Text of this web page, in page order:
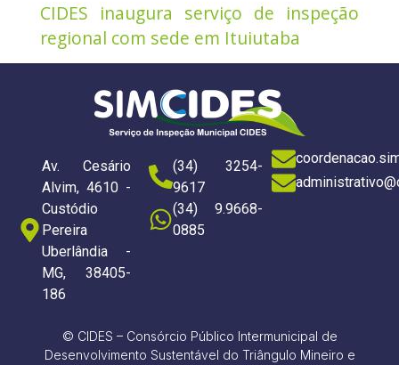
CIDES inaugura serviço de inspeção
regional com sede em Ituiutaba
Av. Cesário
Alvim, 4610 -
Custódio
Pereira
Uberlândia -
MG, 38405-
186
(34) 3254-
9617
(34) 9.9668-
0885
© CIDES – Consórcio Público Intermunicipal de
Desenvolvimento Sustentável do Triângulo Mineiro e